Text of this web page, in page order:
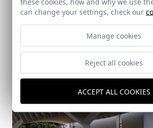
can change your settings, check our
Manage cookies
Reject all cookies
ACCEPT ALL COOKIES